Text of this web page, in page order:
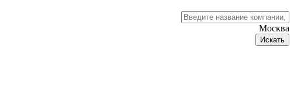
Москва
Искать